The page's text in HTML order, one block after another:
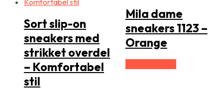
Sort slip-on
sneakers med
strikket overdel
– Komfortabel
stil
Mila dame
sneakers 1123 –
Orange